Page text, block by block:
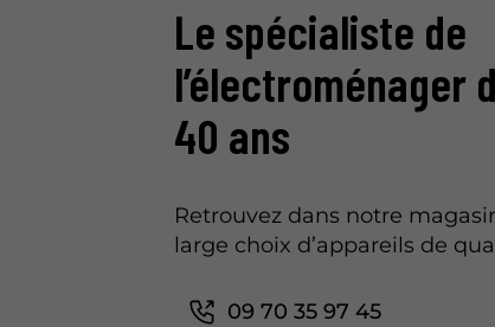
Le spécialiste de
l’électroménager
40 ans
Retrouvez dans notre
large choix d’appareils de
09 70 35 97 45